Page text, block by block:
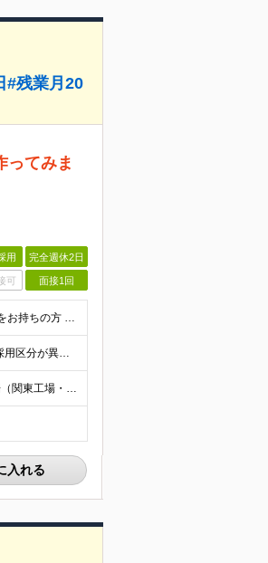
#残業月20
ってみま
用 完全週休2日
可 面接1回
【業界不問。あなたのスキルが活かせる環境！高卒以上】 ★下記いずれかのご経験をお持ちの方 ◯工場での製造経験（設備の運転・メンテナンス・トラブル対応等） ◯工場での勤務経験（生産管理・品質管理等）
＼入社時の想定年収は450万円～750万円／ 待遇 学歴・年齢・経験スキルにより、採用区分が異なります。 ★最大賞与8ヶ月分の支給実績 決算賞与が支給される年もございます。 昨年度
【マイカー・バイク通勤OK！｜関西・滋賀工場には独身寮あり】 日清食品直轄工場（関東工場・静岡工場・関西工場・滋賀工場・下関工場） 【関東工場】茨城県取手市清水667-1 【静岡工場】静岡県焼津市相
入れる